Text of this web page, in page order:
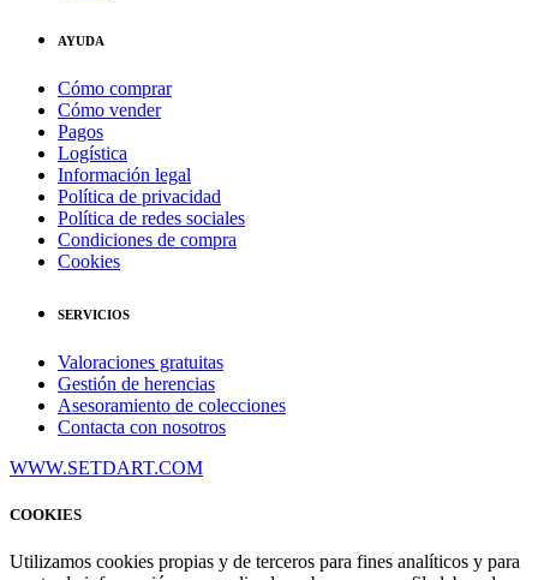
AYUDA
Cómo comprar
Cómo vender
Pagos
Logística
Información legal
Política de privacidad
Política de redes sociales
Condiciones de compra
Cookies
SERVICIOS
Valoraciones gratuitas
Gestión de herencias
Asesoramiento de colecciones
Contacta con nosotros
WWW.SETDART.COM
COOKIES
Utilizamos cookies propias y de terceros para fines analíticos y para